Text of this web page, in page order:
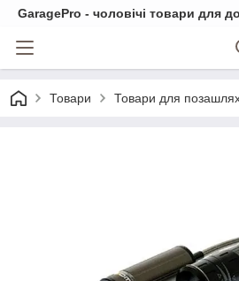
GaragePro - чоловічі товари для
Товари Товари для